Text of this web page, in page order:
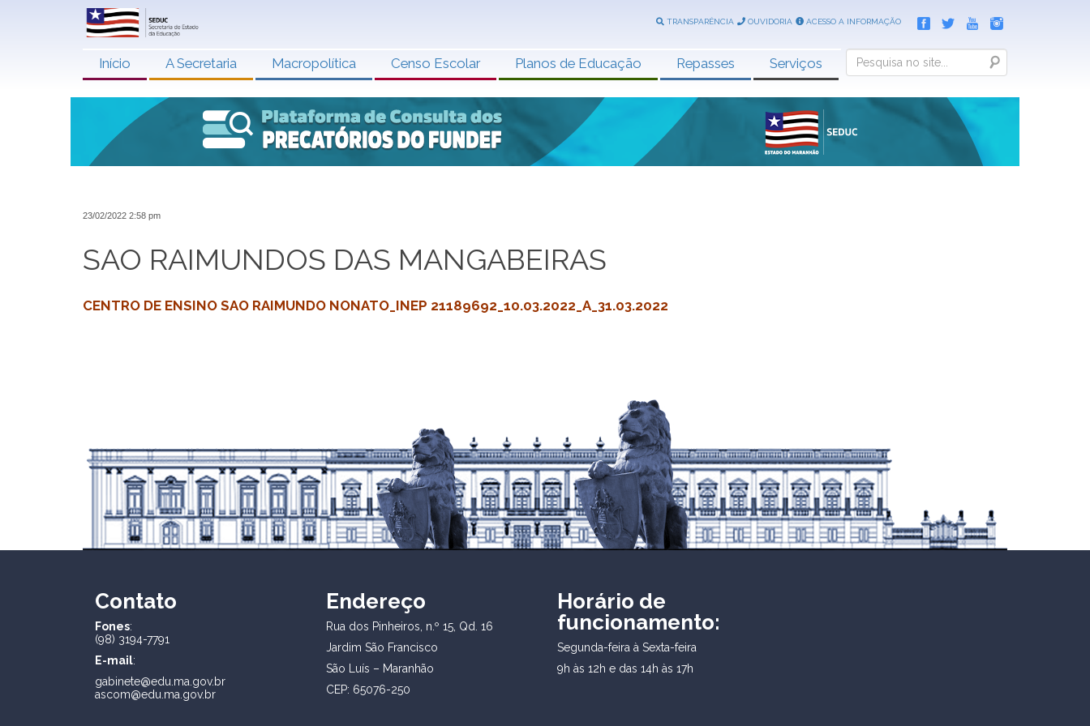
TRANSPARÊNCIA OUVIDORIA ACESSO A INFORMAÇÃO
Início A Secretaria Macropolítica Censo Escolar Planos de Educação Repasses Serviços Search
23/02/2022 2:58 pm
SAO RAIMUNDOS DAS MANGABEIRAS
CENTRO DE ENSINO SAO RAIMUNDO NONATO_INEP 21189692_10.03.2022_A_31.03.2022
Contato
Fones:
(98) 3194-7791
E-mail:
gabinete@edu.ma.gov.br
ascom@edu.ma.gov.br
Endereço
Rua dos Pinheiros, n.º 15, Qd. 16
Jardim São Francisco
São Luís – Maranhão
CEP: 65076-250
Horário de
funcionamento:
Segunda-feira à Sexta-feira
9h às 12h e das 14h às 17h